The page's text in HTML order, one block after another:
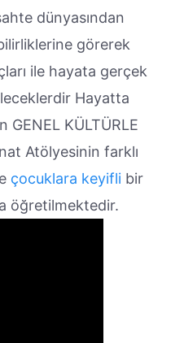
dünyasından
görerek
ile hayata gerçek
Hayatta
GENEL KÜLTÜRLE
Atölyesinin farklı
çocuklara keyifli bir
öğretilmektedir.